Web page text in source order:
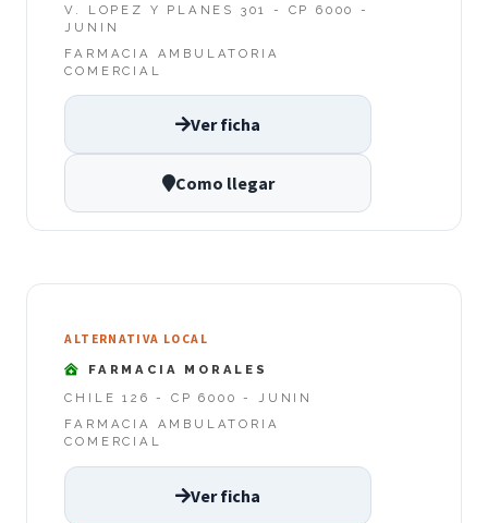
V. LOPEZ Y PLANES 301 - CP 6000 -
JUNIN
FARMACIA AMBULATORIA
COMERCIAL
Ver ficha
Como llegar
ALTERNATIVA LOCAL
FARMACIA MORALES
CHILE 126 - CP 6000 - JUNIN
FARMACIA AMBULATORIA
COMERCIAL
Ver ficha